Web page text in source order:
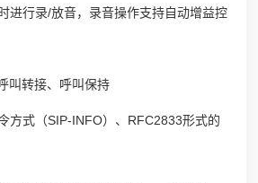
行录/放音，录音操作支持自动增益控
转接、呼叫保持
式（SIP-INFO）、RFC2833形式的